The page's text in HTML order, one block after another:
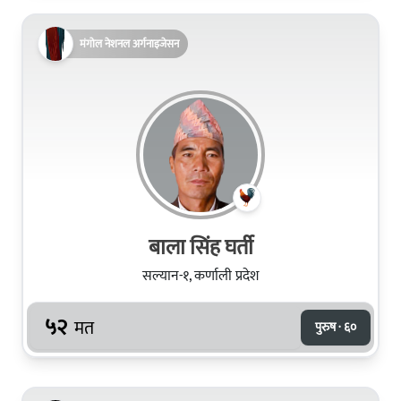
मंगोल नेशनल अर्गनाइजेसन
बाला सिंह घर्ती
सल्यान-१, कर्णाली प्रदेश
५२ मत पुरुष · ६०